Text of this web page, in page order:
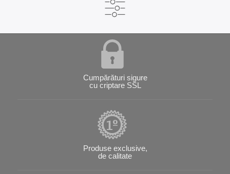
Cumpărături sigure
cu criptare SSL
Produse exclusive,
de calitate